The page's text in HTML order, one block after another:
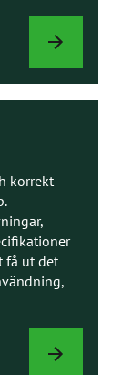
TILLVAL
korrekt
få ut det